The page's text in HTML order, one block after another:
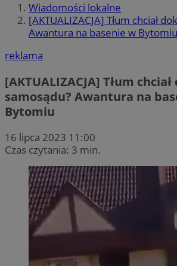
Wiadomości lokalne
[AKTUALIZACJA] Tłum chciał
Awantura na basenie w Bytomiu
reklama
[AKTUALIZACJA] Tłum
samosądu? Awantura na
Bytomiu
16 lipca 2023 11:00
Czas czytania: 3 min.